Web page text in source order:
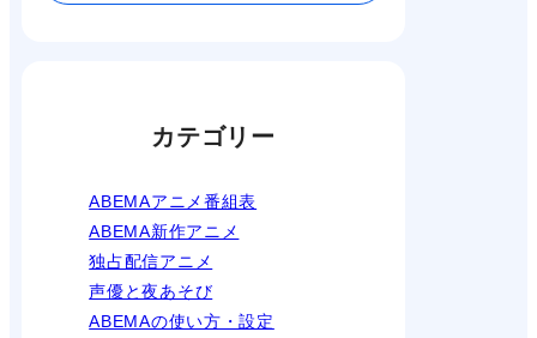
カテゴリー
ABEMAアニメ番組表
ABEMA新作アニメ
独占配信アニメ
声優と夜あそび
ABEMAの使い方・設定